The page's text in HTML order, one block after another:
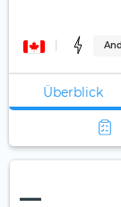
Überblick
—